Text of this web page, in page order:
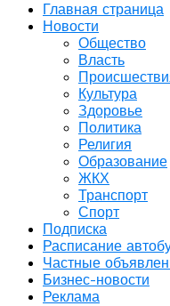
Главная страница
Новости
Общество
Власть
Культура
Здоровье
Политика
Религия
Образование
ЖКХ
Транспорт
Спорт
Подписка
Расписание
Частные
Бизнес-новости
Реклама